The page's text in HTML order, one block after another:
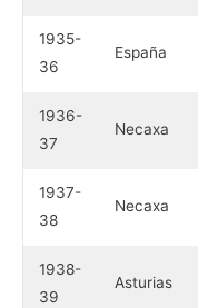
1935-
36
España
1936-
37
Necaxa
1937-
38
Necaxa
1938-
39
Asturias